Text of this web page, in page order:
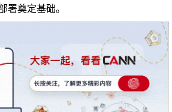
署奠定基础。